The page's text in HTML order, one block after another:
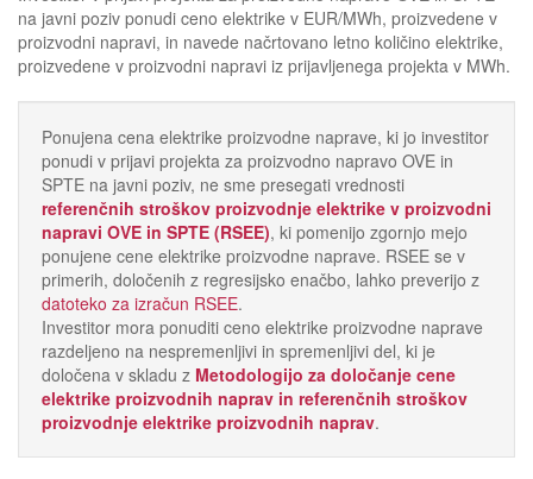
na javni poziv ponudi ceno elektrike v EUR/MWh, proizvedene v
proizvodni napravi, in navede načrtovano letno količino elektrike,
proizvedene v proizvodni napravi iz prijavljenega projekta v MWh.
Ponujena cena elektrike proizvodne naprave, ki jo investitor
ponudi v prijavi projekta za proizvodno napravo OVE in
SPTE na javni poziv, ne sme presegati vrednosti
referenčnih stroškov proizvodnje elektrike v proizvodni
napravi OVE in SPTE (RSEE), ki pomenijo zgornjo mejo
ponujene cene elektrike proizvodne naprave. RSEE se v
primerih, določenih z regresijsko enačbo, lahko preverijo z
datoteko za izračun RSEE.
Investitor mora ponuditi ceno elektrike proizvodne naprave
razdeljeno na nespremenljivi in spremenljivi del, ki je
določena v skladu z Metodologijo za določanje cene
elektrike proizvodnih naprav in referenčnih stroškov
proizvodnje elektrike proizvodnih naprav.